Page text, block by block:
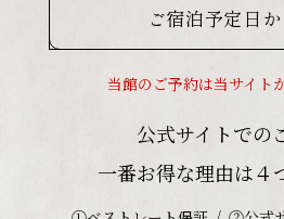
ご宿泊予定日
当館のご予約は当サイト
公式サイトでの
一番お得な理由は４